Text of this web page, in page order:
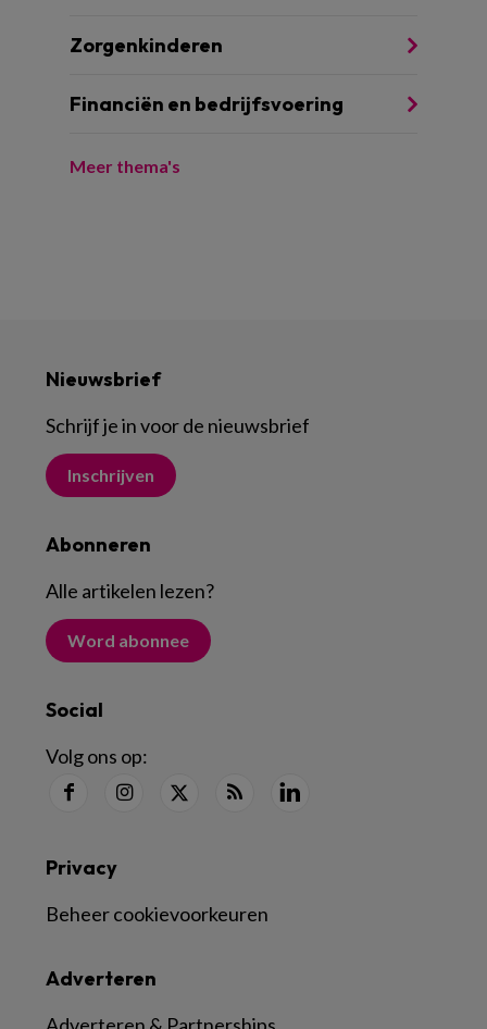
Zorgenkinderen
Financiën en bedrijfsvoering
Meer thema's
Nieuwsbrief
Schrijf je in voor de nieuwsbrief
Inschrijven
Abonneren
Alle artikelen lezen?
Word abonnee
Social
Volg ons op:
Adverteren
Privacy
Beheer cookievoorkeuren